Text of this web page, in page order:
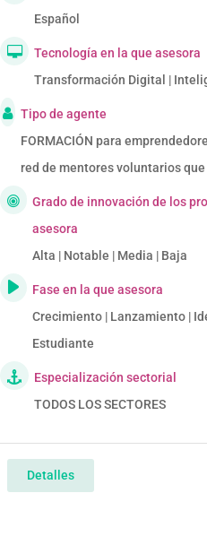
Español
Tecnología en la que asesora
Transformación Digital |
Tipo de agente
FORMACIÓN para
red de mentores voluntarios
Grado de innovación de los
asesora
Alta | Notable | Media | Baja
Fase en la que asesora
Crecimiento | Lanzamiento |
Estudiante
Especialización sectorial
TODOS LOS SECTORES
Detalles